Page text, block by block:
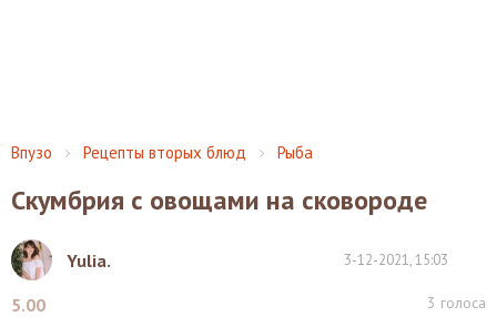
Впузо Рецепты вторых блюд Рыба
Скумбрия с овощами на сковороде
Yulia. 3-12-2021, 15:03
5.00 3 голоса